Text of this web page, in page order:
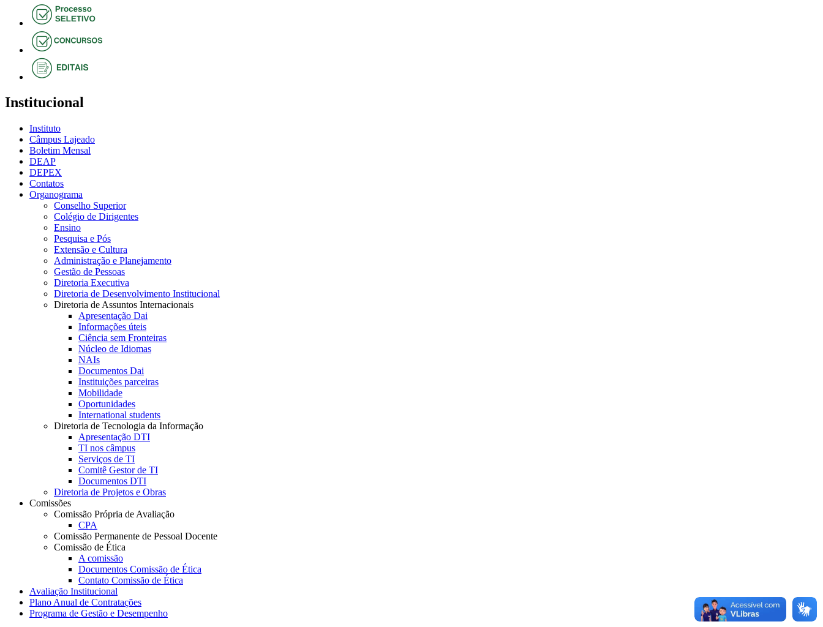
Institucional
Instituto
Câmpus Lajeado
Boletim Mensal
DEAP
DEPEX
Contatos
Organograma
Conselho Superior
Colégio de Dirigentes
Ensino
Pesquisa e Pós
Extensão e Cultura
Administração e Planejamento
Gestão de Pessoas
Diretoria Executiva
Diretoria de Desenvolvimento Institucional
Diretoria de Assuntos Internacionais
Apresentação Dai
Informações úteis
Ciência sem Fronteiras
Núcleo de Idiomas
NAIs
Documentos Dai
Instituições parceiras
Mobilidade
Oportunidades
International students
Diretoria de Tecnologia da Informação
Apresentação DTI
TI nos câmpus
Serviços de TI
Comitê Gestor de TI
Documentos DTI
Diretoria de Projetos e Obras
Comissões
Comissão Própria de Avaliação
CPA
Comissão Permanente de Pessoal Docente
Comissão de Ética
A comissão
Documentos Comissão de Ética
Contato Comissão de Ética
Avaliação Institucional
Plano Anual de Contratações
Programa de Gestão e Desempenho